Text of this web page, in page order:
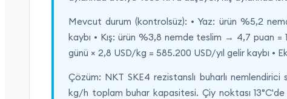
Mevcut durum (kontrolsüz): • Yaz: ürün %5,2
kaybı • Kış: ürün %3,8 nemde teslim → 4,7 puan =
günü × 2,8 USD/kg = 585.200 USD/yıl gelir kaybı •
Çözüm: NKT SKE4 rezistanslı buharlı
kg/h toplam buhar kapasitesi. Çiy noktası